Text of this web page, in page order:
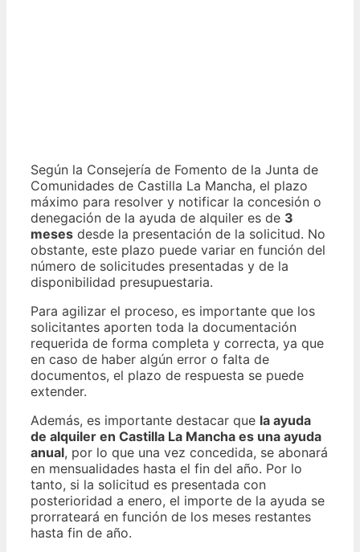
Según la Consejería de Fomento de la Junta de
Comunidades de Castilla La Mancha, el plazo
máximo para resolver y notificar la concesión o
denegación de la ayuda de alquiler es de 3
meses desde la presentación de la solicitud. No
obstante, este plazo puede variar en función del
número de solicitudes presentadas y de la
disponibilidad presupuestaria.
Para agilizar el proceso, es importante que los
solicitantes aporten toda la documentación
requerida de forma completa y correcta, ya que
en caso de haber algún error o falta de
documentos, el plazo de respuesta se puede
extender.
Además, es importante destacar que la ayuda
de alquiler en Castilla La Mancha es una ayuda
anual, por lo que una vez concedida, se abonará
en mensualidades hasta el fin del año. Por lo
tanto, si la solicitud es presentada con
posterioridad a enero, el importe de la ayuda se
prorrateará en función de los meses restantes
hasta fin de año.